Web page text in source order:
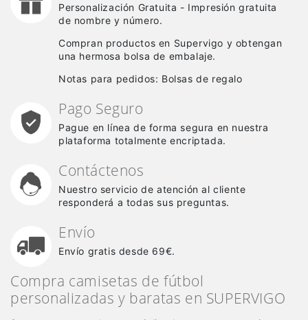
Personalización Gratuita - Impresión gratuita
de nombre y número.
Compran productos en Supervigo y obtengan
una hermosa bolsa de embalaje.
Notas para pedidos: Bolsas de regalo
Pago Seguro
Pague en línea de forma segura en nuestra
plataforma totalmente encriptada.
Contáctenos
Nuestro servicio de atención al cliente
responderá a todas sus preguntas.
Envío
Envío gratis desde 69€.
Compra camisetas de fútbol
personalizadas y baratas en SUPERVIGO